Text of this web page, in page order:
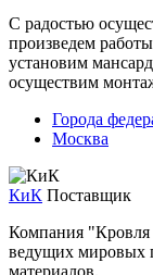
С радостью
произведем
установим
осуществим
Города
Москва
КиК Поставщик
Компания
ведущих мировых
материалов.